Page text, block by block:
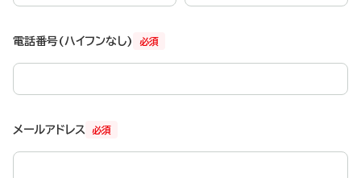
必須
電話番号(ハイフンなし)
必須
メールアドレス